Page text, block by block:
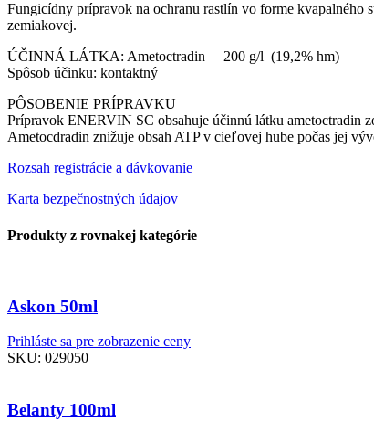
Fungicídny prípravok na ochranu rastlín vo forme kvapalného
zemiakovej.
ÚČINNÁ LÁTKA: Ametoctradin 200 g/l (19,2% hm)
Spôsob účinku: kontaktný
PÔSOBENIE PRÍPRAVKU
Prípravok ENERVIN SC obsahuje účinnú látku ametoctradin
Ametocdradin znižuje obsah ATP v cieľovej hube počas jej
Rozsah registrácie a dávkovanie
Karta bezpečnostných údajov
Produkty z rovnakej kategórie
Askon 50ml
Prihláste sa pre zobrazenie ceny
SKU: 029050
Belanty 100ml